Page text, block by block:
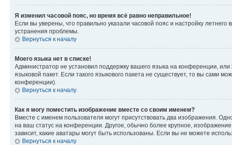
Я изменил часовой пояс, но время всё равно неправильное!
Если вы уверены, что правильно указали часовой пояс и настройку
устранения проблемы.
Вернуться к началу
Моего языка нет в списке!
Администратор не установил поддержку вашего языка на конференции,
языковой пакет. Если такого языкового пакета не существует, то вы сами
конференции).
Вернуться к началу
Как я могу поместить изображение вместе со своим именем?
Вместе с именем пользователя могут присутствовать два изображения.
на ваш статус на конференции. Другое, обычно более крупное,
зависит, какие аватары могут быть использованы. Если вы не можете
Вернуться к началу